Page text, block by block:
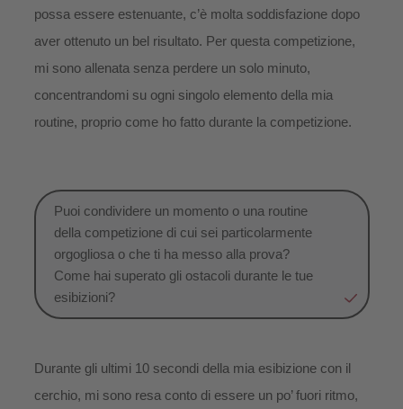
possa essere estenuante, c’è molta soddisfazione dopo
aver ottenuto un bel risultato. Per questa competizione,
mi sono allenata senza perdere un solo minuto,
concentrandomi su ogni singolo elemento della mia
routine, proprio come ho fatto durante la competizione.
Puoi condividere un momento o una routine
della competizione di cui sei particolarmente
orgogliosa o che ti ha messo alla prova?
Come hai superato gli ostacoli durante le tue
esibizioni?
Durante gli ultimi 10 secondi della mia esibizione con il
cerchio, mi sono resa conto di essere un po’ fuori ritmo,